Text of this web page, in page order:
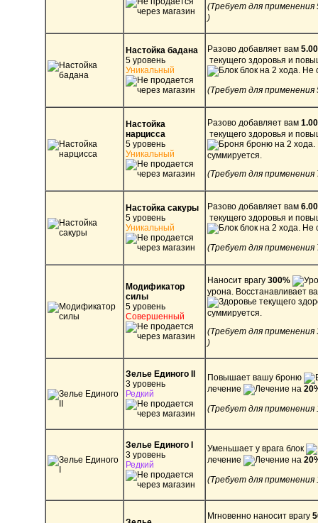
(Требует для применения
)
Настойка бадана
5 уровень
Уникальный
Разово добавляет вам
текущего здоровья и
блок на 2 хода. Не
(Требует для применения
Настойка
нарцисса
5 уровень
Уникальный
Разово добавляет вам
текущего здоровья и
броню на 2 хода.
суммируется.
(Требует для применения
Настойка сакуры
5 уровень
Уникальный
Разово добавляет вам
текущего здоровья и
блок на 2 хода. Не
(Требует для применения
Модификатор
силы
5 уровень
Совершенный
Наносит врагу 300%
урона. Восстанавливает
текущего
суммируется.
(Требует для применения
)
Зелье Единого II
3 уровень
Редкий
Повышает вашу броню
лечение
на
(Требует для применения
Зелье Единого I
3 уровень
Редкий
Уменьшает у врага блок
лечение
на
(Требует для применения
Мгновенно наносит врагу